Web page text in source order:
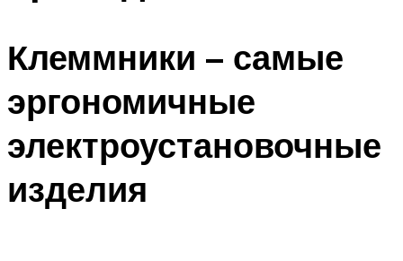
Клеммники – самые
эргономичные
электроустановочные
изделия